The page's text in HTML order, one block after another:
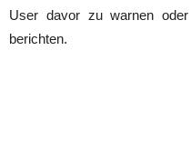
User davor zu warnen
berichten.